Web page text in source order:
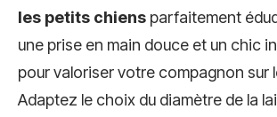
les petits chiens parfaitement
une prise en main douce et un chic
pour valoriser votre compagnon sur
Adaptez le choix du diamètre de la